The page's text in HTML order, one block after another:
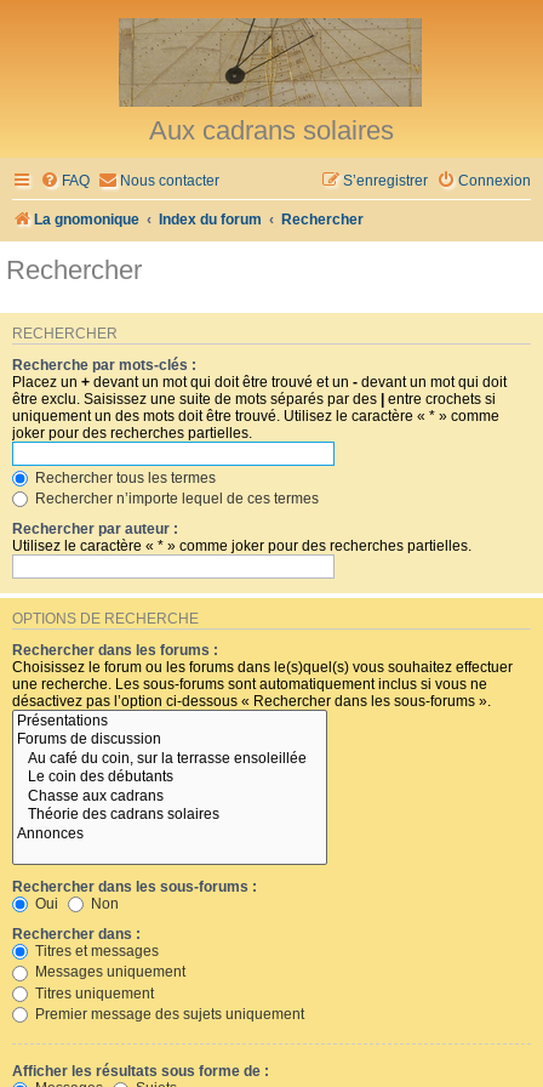
Aux cadrans solaires
FAQ Nous contacter Connexion
S’enregistrer
La gnomonique Index du forum Rechercher
Rechercher
RECHERCHER
Recherche par mots-clés :
Placez un + devant un mot qui doit être trouvé et un - devant un mot qui doit
être exclu. Saisissez une suite de mots séparés par des | entre crochets si
uniquement un des mots doit être trouvé. Utilisez le caractère « * » comme
joker pour des recherches partielles.
Rechercher tous les termes
Rechercher n’importe lequel de ces termes
Rechercher par auteur :
Utilisez le caractère « * » comme joker pour des recherches partielles.
OPTIONS DE RECHERCHE
Rechercher dans les forums :
Choisissez le forum ou les forums dans le(s)quel(s) vous souhaitez effectuer
une recherche. Les sous-forums sont automatiquement inclus si vous ne
désactivez pas l’option ci-dessous « Rechercher dans les sous-forums ».
Rechercher dans les sous-forums :
Oui
Non
Rechercher dans :
Titres et messages
Messages uniquement
Titres uniquement
Premier message des sujets uniquement
Afficher les résultats sous forme de :